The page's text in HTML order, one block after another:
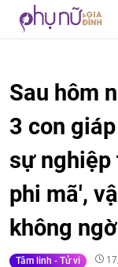
Sau hôm
3 con
sự nghiệp
phi mã',
không ngờ
Tâm linh - Tử vi